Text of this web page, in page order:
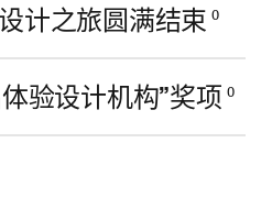
计之旅圆满结束 0
验设计机构”奖项 0